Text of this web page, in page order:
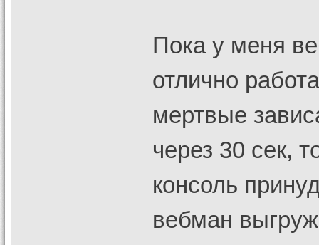
Пока у меня
отлично
мертвые
через 30 сек,
консоль
вебман